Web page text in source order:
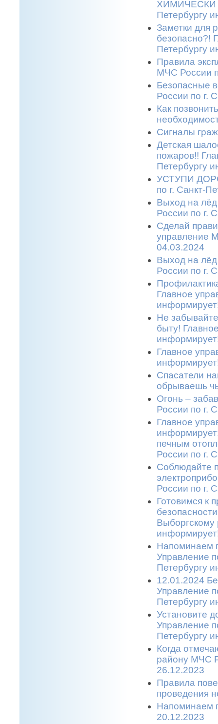
ХИМИЧЕСКИ
Петербургу
Заметки для
безопасно?!
Петербургу
Правила
МЧС России
Безопасные
России по г.
Как
Сигналы
Детская
пожаров!!
Петербургу
УСТУПИ
по г. Санкт-
Выход на
России по г.
Сделай
управление
04.03.2024
Выход на
России по г.
Главное
Не
быту!
Главное
Спасатели
обрываешь
Огонь –
России по г.
Главное
печным
России по г.
Соблюдайте
России по г.
Готовимся к
Выборгскому
Напоминаем
Управление
Петербургу
12.01.2024
Управление
Петербургу
Установите
Управление
Петербургу
Когда
району МЧС
26.12.2023
Правила
проведения
Напоминаем
20.12.2023